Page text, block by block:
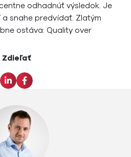
odhadnúť výsledok. Je
snahe predvídať. Zlatým
ostáva: Quality over
Zdieľať